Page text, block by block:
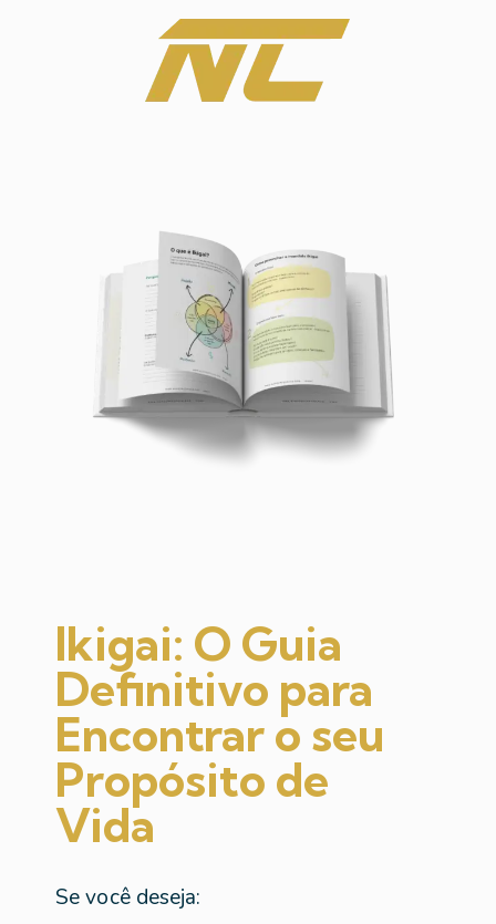
Ikigai: O Guia
Definitivo para
Encontrar o seu
Propósito de
Vida
Se você deseja: